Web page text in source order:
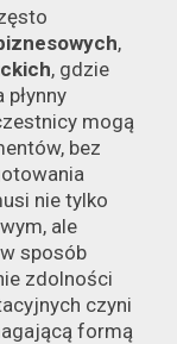
,
, gdzie
mogą
bez
nie tylko
ale
sposób
zdolności
czyni
formą